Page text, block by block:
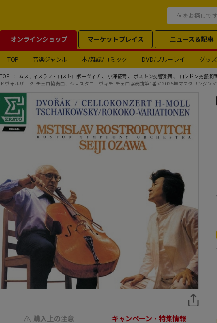
オンラインショップ マーケットプレイス ニュース＆記事
TOP 音楽ジャンル 本/雑誌/コミック DVD/ブルーレイ グッズ
TOP ムスティスラフ・ロストロポーヴィチ 、 小澤征爾 、 ボストン交響楽団 、 ロンドン交響楽
ドヴォルザーク: チェロ協奏曲、ショスタコーヴィチ: チェロ協奏曲第1番＜2026年マスタリング＞
購入上の注意 キャンペーン・特集情報